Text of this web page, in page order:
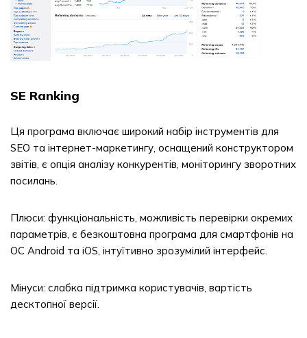
SE Ranking
Ця програма включає широкий набір інструментів для
SEO та інтернет-маркетингу, оснащений конструктором
звітів, є опція аналізу конкурентів, моніторингу зворотних
посилань.
Плюси: функціональність, можливість перевірки окремих
параметрів, є безкоштовна програма для смартфонів на
ОС Android та iOS, інтуїтивно зрозумілий інтерфейс.
Мінуси: слабка підтримка користувачів, вартість
десктопної версії.